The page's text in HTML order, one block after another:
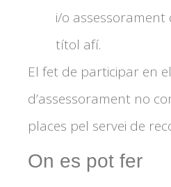
i/o assessorament
títol afí.
El fet de participar en
d’assessorament no
places pel servei de
On es pot fer